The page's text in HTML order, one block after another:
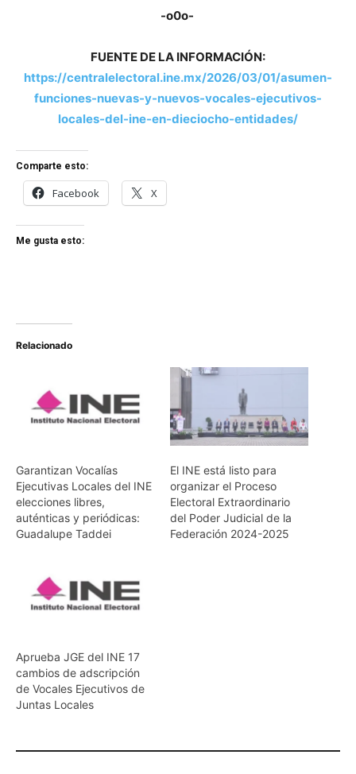
-o0o-
FUENTE DE LA INFORMACIÓN:
https://centralelectoral.ine.mx/2026/03/01/asumen-
funciones-nuevas-y-nuevos-vocales-ejecutivos-
locales-del-ine-en-dieciocho-entidades/
Comparte esto:
Facebook X
Me gusta esto:
Relacionado
Garantizan Vocalías
Ejecutivas Locales del INE
elecciones libres,
auténticas y periódicas:
Guadalupe Taddei
El INE está listo para
organizar el Proceso
Electoral Extraordinario
del Poder Judicial de la
Federación 2024-2025
Aprueba JGE del INE 17
cambios de adscripción
de Vocales Ejecutivos de
Juntas Locales